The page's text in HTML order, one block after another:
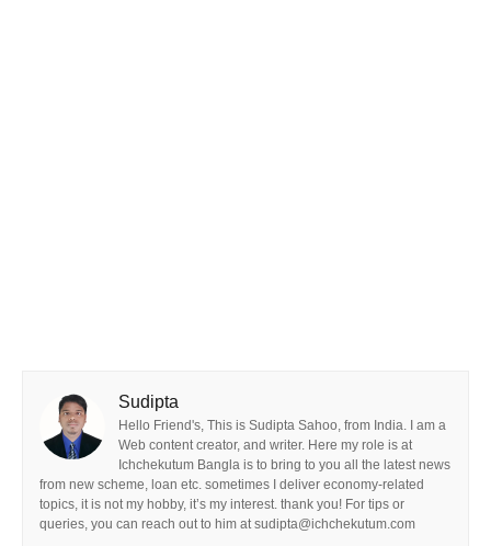
Sudipta
Hello Friend's, This is Sudipta Sahoo, from India. I am a
Web content creator, and writer. Here my role is at
Ichchekutum Bangla is to bring to you all the latest news
from new scheme, loan etc. sometimes I deliver economy-related
topics, it is not my hobby, it’s my interest. thank you! For tips or
queries, you can reach out to him at sudipta@ichchekutum.com